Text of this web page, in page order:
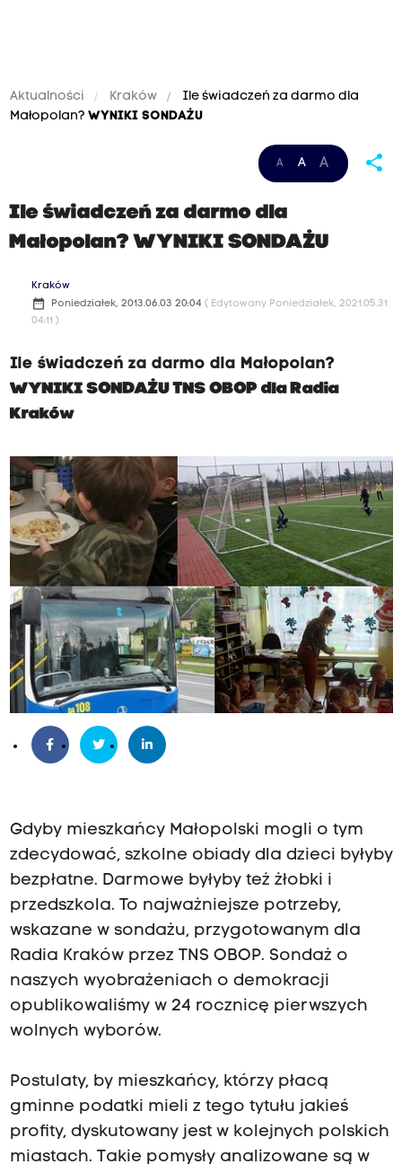
Aktualności Kraków
Ile świadczeń za darmo dla
Małopolan? WYNIKI SONDAŻU
A A A share
Ile świadczeń za darmo dla
Małopolan? WYNIKI SONDAŻU
Kraków
date_range Poniedziałek, 2013.06.03 20:04 ( Edytowany Poniedziałek, 2021.05.31
04:11 )
Ile świadczeń za darmo dla Małopolan?
WYNIKI SONDAŻU TNS OBOP dla Radia
Kraków
Gdyby mieszkańcy Małopolski mogli o tym
zdecydować, szkolne obiady dla dzieci byłyby
bezpłatne. Darmowe byłyby też żłobki i
przedszkola. To najważniejsze potrzeby,
wskazane w sondażu, przygotowanym dla
Radia Kraków przez TNS OBOP. Sondaż o
naszych wyobrażeniach o demokracji
opublikowaliśmy w 24 rocznicę pierwszych
wolnych wyborów.
Postulaty, by mieszkańcy, którzy płacą
gminne podatki mieli z tego tytułu jakieś
profity, dyskutowany jest w kolejnych polskich
miastach. Takie pomysły analizowane są w